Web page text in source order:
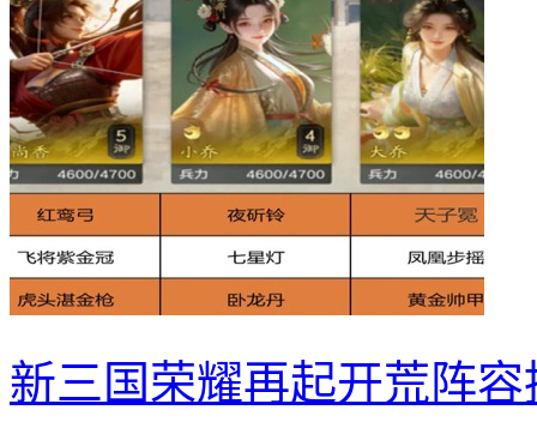
新三国荣耀再起开荒阵